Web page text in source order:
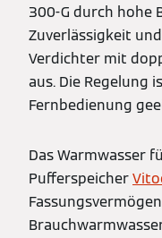
300-G durch hohe
Zuverlässigkeit
Verdichter mit
aus. Die Regelung
Fernbedienung
Das Warmwasser
Pufferspeicher